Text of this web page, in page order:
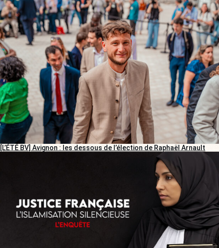
[L’ÉTÉ BV] Avignon : les dessous de l’élection de Raphaël Arnault